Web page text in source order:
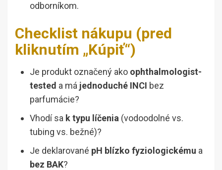
odborníkom.
Checklist nákupu (pred
kliknutím „Kúpiť“)
Je produkt označený ako ophthalmologist-
tested a má jednoduché INCI bez
parfumácie?
Vhodí sa k typu líčenia (vodoodolné vs.
tubing vs. bežné)?
Je deklarované pH blízko fyziologickému a
bez BAK?